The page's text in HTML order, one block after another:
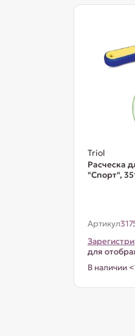
Triol
Расческа
"Спорт",
Артикул
для
В наличии